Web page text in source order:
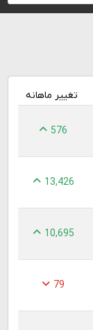
تغییر ماهانه
576
13,426
10,695
79